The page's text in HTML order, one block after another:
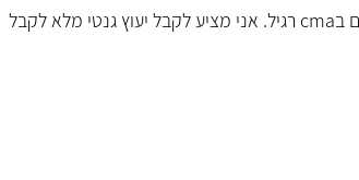
שלום בבדיקת אקסום יש תוספת קטנה של ממצאים שלא מתגלים בcma רגיל. אני מציע לקבל יעוץ גנטי מלא לקבל